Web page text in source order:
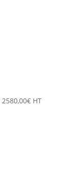
2580,00€ HT